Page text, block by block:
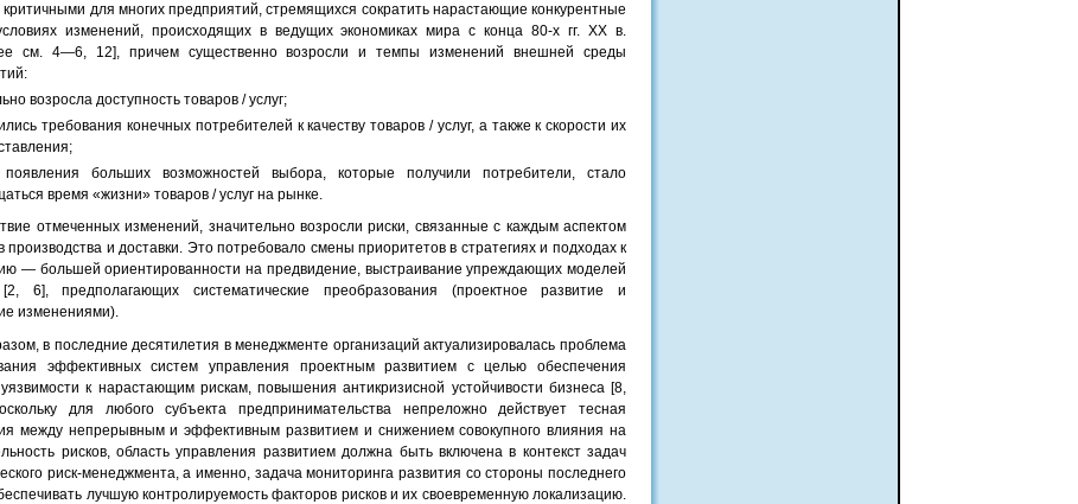
для многих предприятий, стремящихся сократить нарастающие конкурентные
изменений, происходящих в ведущих экономиках мира с конца 80-х гг. XX в.
см. 4—6, 12], причем существенно возросли и темпы изменений внешней среды
возросла доступность товаров / услуг;
требования конечных потребителей к качеству товаров / услуг, а также к скорости их
появления больших возможностей выбора, которые получили потребители, стало
время «жизни» товаров / услуг на рынке.
отмеченных изменений, значительно возросли риски, связанные с каждым аспектом
производства и доставки. Это потребовало смены приоритетов в стратегиях и подходах к
— большей ориентированности на предвидение, выстраивание упреждающих моделей
6], предполагающих систематические преобразования (проектное развитие и
изменениями).
в последние десятилетия в менеджменте организаций актуализировалась проблема
эффективных систем управления проектным развитием с целью обеспечения
к нарастающим рискам, повышения антикризисной устойчивости бизнеса [8,
для любого субъекта предпринимательства непреложно действует тесная
между непрерывным и эффективным развитием и снижением совокупного влияния на
рисков, область управления развитием должна быть включена в контекст задач
риск-менеджмента, а именно, задача мониторинга развития со стороны последнего
лучшую контролируемость факторов рисков и их своевременную локализацию.